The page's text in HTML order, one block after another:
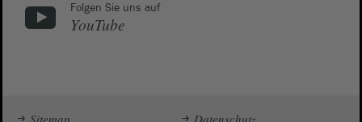
Folgen Sie uns auf
YouTube